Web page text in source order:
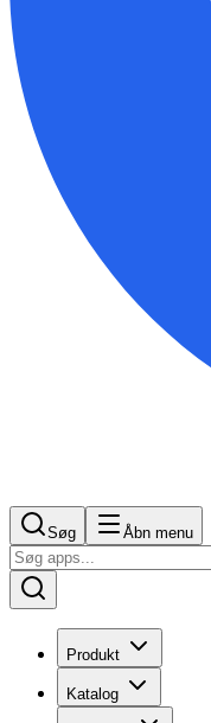
Søg Åbn menu
Produkt
Katalog